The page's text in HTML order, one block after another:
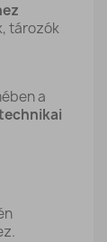
tározók
a